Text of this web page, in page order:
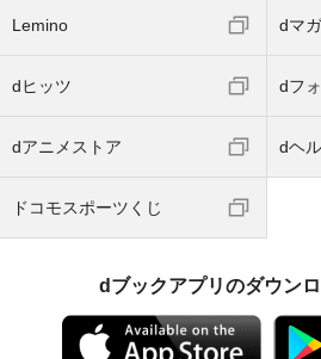
Lemino dマ
dヒッツ dフ
dアニメストア dヘ
ドコモスポーツくじ
dブックアプリのダウン